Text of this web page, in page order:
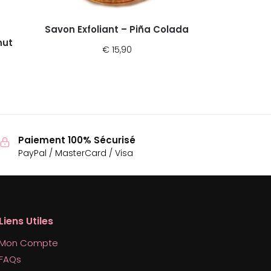
Savon Exfoliant – Piña Colada
€ 15,90
Paiement 100% Sécurisé
PayPal / MasterCard / Visa
Utiles
Compte